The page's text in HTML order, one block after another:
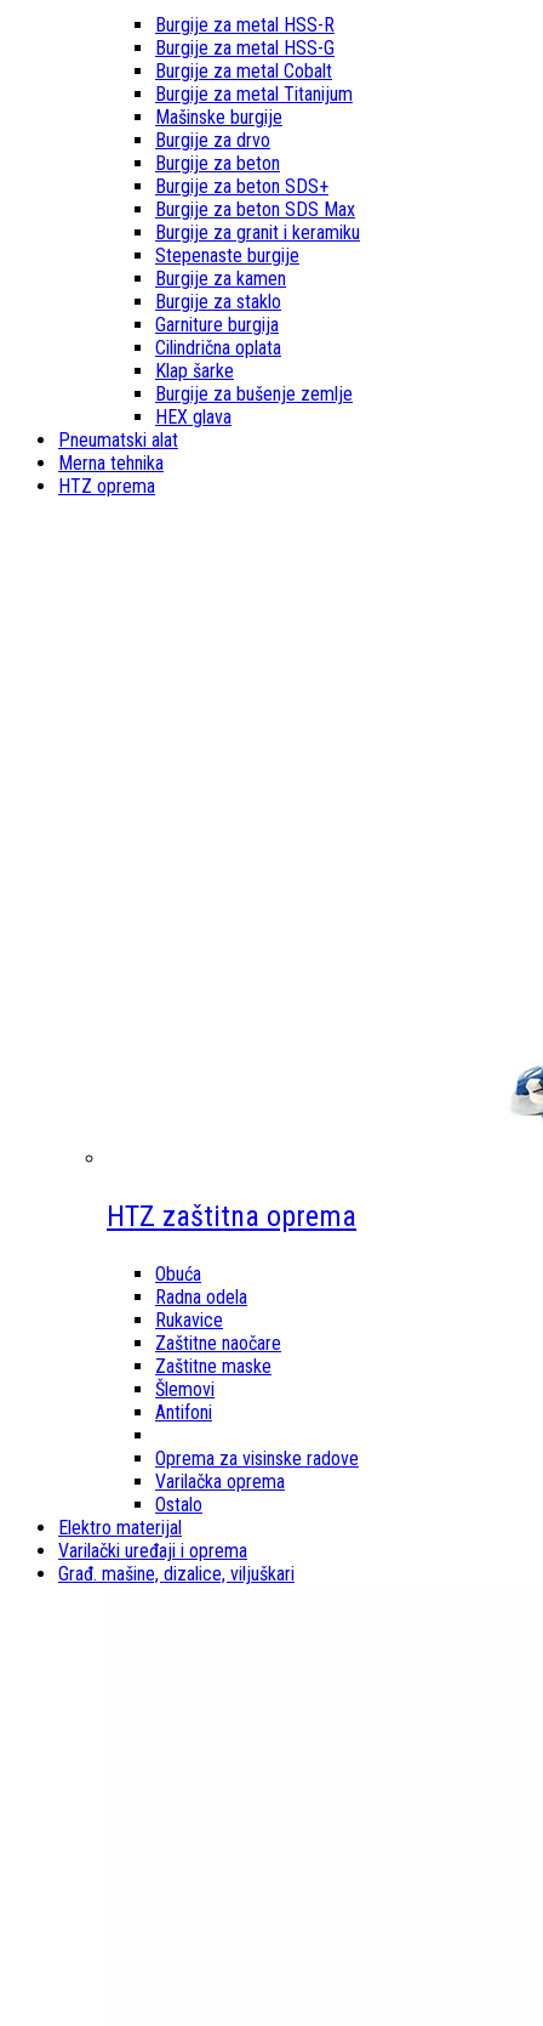
Burgije za metal HSS-R
Burgije za metal HSS-G
Burgije za metal Cobalt
Burgije za metal Titanijum
Mašinske burgije
Burgije za drvo
Burgije za beton
Burgije za beton SDS+
Burgije za beton SDS Max
Burgije za granit i keramiku
Stepenaste burgije
Burgije za kamen
Burgije za staklo
Garniture burgija
Cilindrična oplata
Klap šarke
Burgije za bušenje zemlje
HEX glava
Pneumatski alat
Merna tehnika
HTZ oprema
HTZ zaštitna oprema
Obuća
Radna odela
Rukavice
Zaštitne naočare
Zaštitne maske
Šlemovi
Antifoni
Oprema za visinske radove
Varilačka oprema
Ostalo
Elektro materijal
Varilački uređaji i oprema
Građ. mašine, dizalice, viljuškari